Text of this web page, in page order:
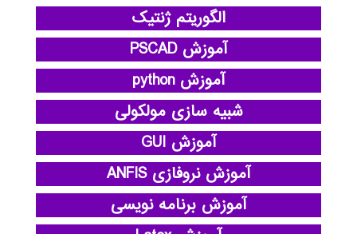
الگوریتم ژنتیک
آموزش PSCAD
آموزش python
شبیه سازی مولکولی
آموزش GUI
آموزش نروفازی ANFIS
آموزش برنامه نویسی